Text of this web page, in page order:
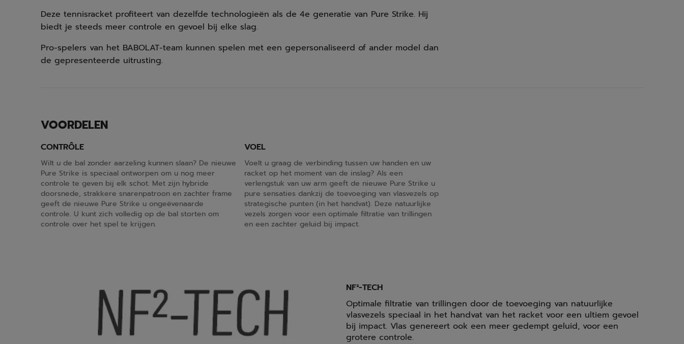
Deze tennisracket profiteert van dezelfde technologieën als de 4e generatie van Pure Strike. Hij
biedt je steeds meer controle en gevoel bij elke slag.
Pro-spelers van het BABOLAT-team kunnen spelen met een gepersonaliseerd of ander model dan
de gepresenteerde uitrusting.
VOORDELEN
CONTRÔLE
Wilt u de bal zonder aarzeling kunnen slaan? De nieuwe
Pure Strike is speciaal ontworpen om u nog meer
controle te geven bij elk schot. Met zijn hybride
doorsnede, strakkere snarenpatroon en zachter frame
geeft de nieuwe Pure Strike u ongeëvenaarde
controle. U kunt zich volledig op de bal storten om
controle over het spel te krijgen.
VOEL
Voelt u graag de verbinding tussen uw handen en uw
racket op het moment van de inslag? Als een
verlengstuk van uw arm geeft de nieuwe Pure Strike u
pure sensaties dankzij de toevoeging van vlasvezels op
strategische punten (in het handvat). Deze natuurlijke
vezels zorgen voor een optimale filtratie van trillingen
en een zachter geluid bij impact.
NF²-TECH
Optimale filtratie van trillingen door de toevoeging van natuurlijke
vlasvezels speciaal in het handvat van het racket voor een ultiem gevoel
bij impact. Vlas genereert ook een meer gedempt geluid, voor een
grotere controle.